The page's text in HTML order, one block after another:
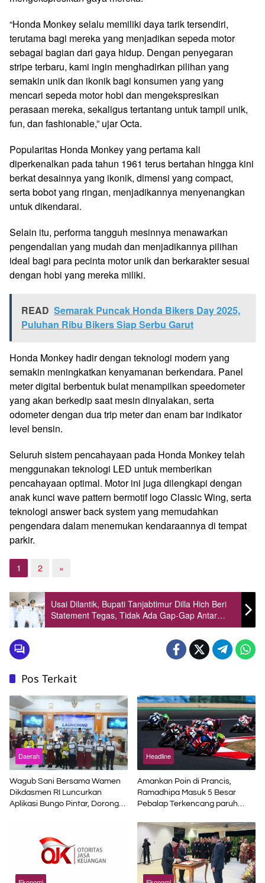
“Honda Monkey selalu memiliki daya tarik tersendiri,
terutama bagi mereka yang menjadikan sepeda motor
sebagai bagian dari gaya hidup. Dengan penyegaran
stripe terbaru, kami ingin menghadirkan pilihan yang
semakin unik dan ikonik bagi konsumen yang yang
mencari sepeda motor hobi dan mengekspresikan
perasaan mereka, sekaligus tertantang untuk tampil unik,
fun, dan fashionable,” ujar Octa.
Popularitas Honda Monkey yang pertama kali
diperkenalkan pada tahun 1961 terus bertahan hingga kini
berkat desainnya yang ikonik, dimensi yang compact,
serta bobot yang ringan, menjadikannya menyenangkan
untuk dikendarai.
Selain itu, performa tangguh mesinnya menawarkan
pengendalian yang mudah dan menjadikannya pilihan
ideal bagi para pecinta motor unik dan berkarakter sesuai
dengan hobi yang mereka miliki.
READ Semarak Puncak Honda Bikers Day 2025,
Puluhan Ribu Bikers Siap Serbu Garut
Honda Monkey hadir dengan teknologi modern yang
semakin meningkatkan kenyamanan berkendara. Panel
meter digital berbentuk bulat menampilkan speedometer
yang akan berkedip saat mesin dinyalakan, serta
odometer dengan dua trip meter dan enam bar indikator
level bensin.
Seluruh sistem pencahayaan pada Honda Monkey telah
menggunakan teknologi LED untuk memberikan
pencahayaan optimal. Motor ini juga dilengkapi dengan
anak kunci wave pattern bermotif logo Classic Wing, serta
teknologi answer back system yang memudahkan
pengendara dalam menemukan kendaraannya di tempat
parkir.
1 2 »
Usai Dilantik, Bupati Tanjabtimur Dilla Hich Beri
Statement Tegas, Tidak Ada Gap-Gap Antar
Kelompok ASN
Pos Terkait
Daerah
Wagub Sani Bersama Wamen
Dikdasmen RI Luncurkan
Aplikasi Bungo Pintar, Dorong
Headline
Amankan Poin di Prancis,
Ramadhipa Masuk 5 Besar
Pebalap Terkencang paruh